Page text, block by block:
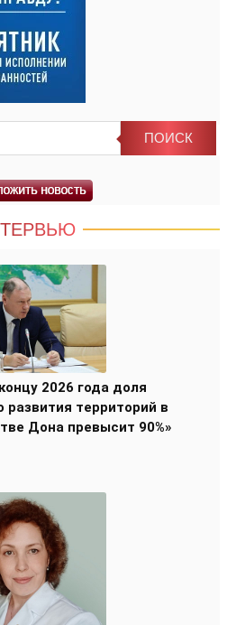
2026 года доля
развития территорий в
Дона превысит 90%»